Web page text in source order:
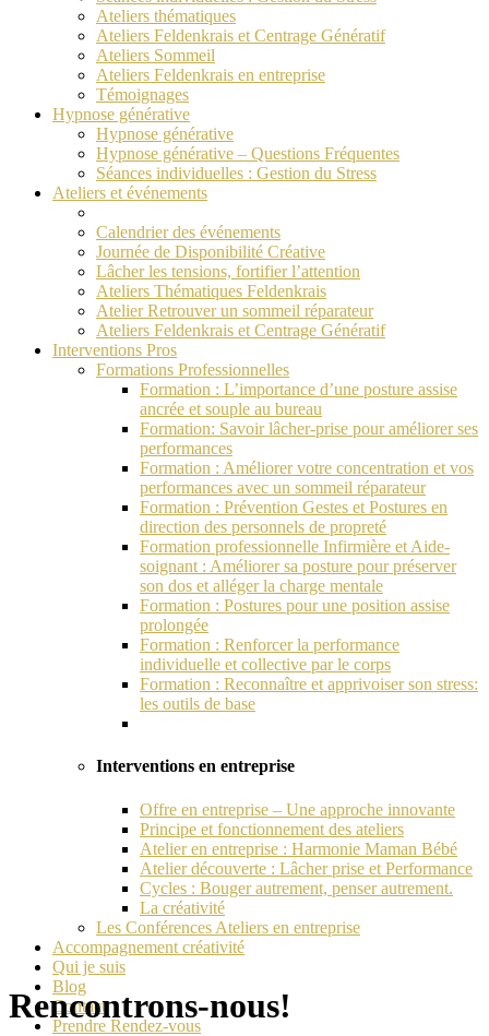
Ateliers thématiques
Ateliers Feldenkrais et Centrage Génératif
Ateliers Sommeil
Ateliers Feldenkrais en entreprise
Témoignages
Hypnose générative
Hypnose générative
Hypnose générative – Questions Fréquentes
Séances individuelles : Gestion du Stress
Ateliers et événements
Calendrier des événements
Journée de Disponibilité Créative
Lâcher les tensions, fortifier l’attention
Ateliers Thématiques Feldenkrais
Atelier Retrouver un sommeil réparateur
Ateliers Feldenkrais et Centrage Génératif
Interventions Pros
Formations Professionnelles
Formation : L’importance d’une posture assise
ancrée et souple au bureau
Formation: Savoir lâcher-prise pour améliorer ses
performances
Formation : Améliorer votre concentration et vos
performances avec un sommeil réparateur
Formation : Prévention Gestes et Postures en
direction des personnels de propreté
Formation professionnelle Infirmière et Aide-
soignant : Améliorer sa posture pour préserver
son dos et alléger la charge mentale
Formation : Postures pour une position assise
prolongée
Formation : Renforcer la performance
individuelle et collective par le corps
Formation : Reconnaître et apprivoiser son stress:
les outils de base
Interventions en entreprise
Offre en entreprise – Une approche innovante
Principe et fonctionnement des ateliers
Atelier en entreprise : Harmonie Maman Bébé
Atelier découverte : Lâcher prise et Performance
Cycles : Bouger autrement, penser autrement.
La créativité
Les Conférences Ateliers en entreprise
Accompagnement créativité
Qui je suis
Blog
Contact
Prendre Rendez-vous
Rencontrons-nous!